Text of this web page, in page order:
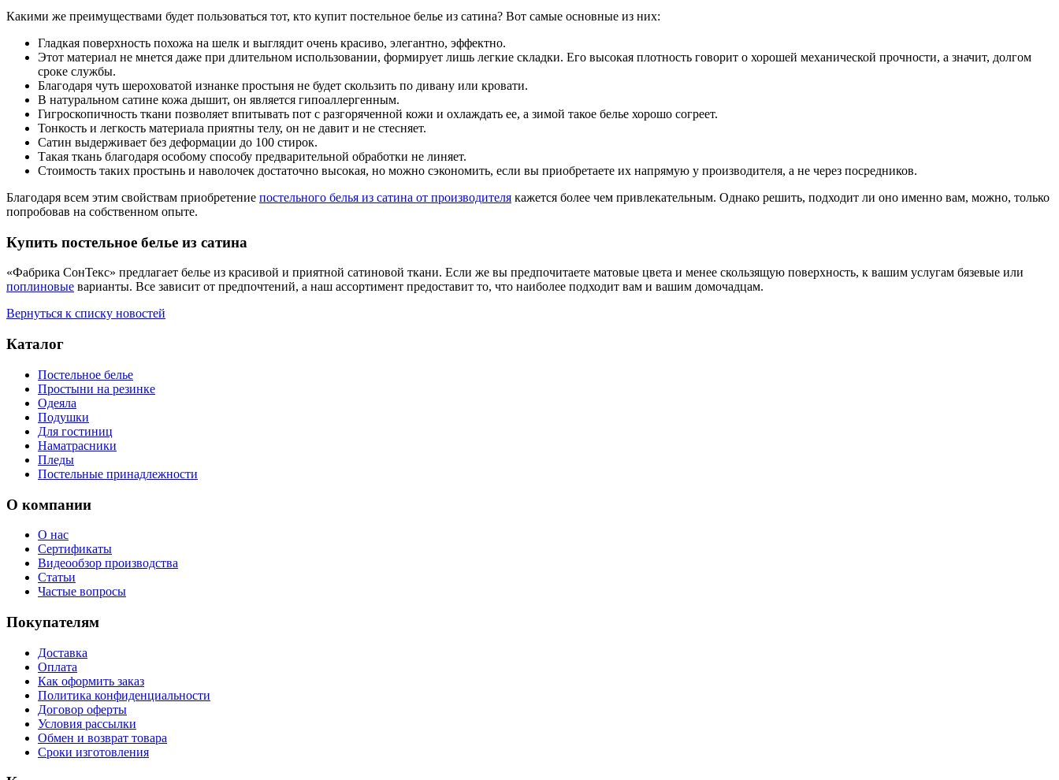
Какими же преимуществами будет пользоваться тот, кто купит постельное белье из сатина? Вот самые основные из них:
Гладкая поверхность похожа на шелк и выглядит очень красиво, элегантно, эффектно.
Этот материал не мнется даже при длительном использовании, формирует лишь легкие складки. Его высокая плотность говорит о хорошей механической прочности, а значит, долгом
сроке службы.
Благодаря чуть шероховатой изнанке простыня не будет скользить по дивану или кровати.
В натуральном сатине кожа дышит, он является гипоаллергенным.
Гигроскопичность ткани позволяет впитывать пот с разгоряченной кожи и охлаждать ее, а зимой такое белье хорошо согреет.
Тонкость и легкость материала приятны телу, он не давит и не стесняет.
Сатин выдерживает без деформации до 100 стирок.
Такая ткань благодаря особому способу предварительной обработки не линяет.
Стоимость таких простынь и наволочек достаточно высокая, но можно сэкономить, если вы приобретаете их напрямую у производителя, а не через посредников.
Благодаря всем этим свойствам приобретение постельного белья из сатина от производителя кажется более чем привлекательным. Однако решить, подходит ли оно именно вам, можно, только
попробовав на собственном опыте.
Купить постельное белье из сатина
«Фабрика СонТекс» предлагает белье из красивой и приятной сатиновой ткани. Если же вы предпочитаете матовые цвета и менее скользящую поверхность, к вашим услугам бязевые или
поплиновые варианты. Все зависит от предпочтений, а наш ассортимент предоставит то, что наиболее подходит вам и вашим домочадцам.
Вернуться к списку новостей
Каталог
Постельное белье
Простыни на резинке
Одеяла
Подушки
Для гостиниц
Наматрасники
Пледы
Постельные принадлежности
О компании
О нас
Сертификаты
Видеообзор производства
Статьи
Частые вопросы
Покупателям
Доставка
Оплата
Как оформить заказ
Политика конфиденциальности
Договор оферты
Условия рассылки
Обмен и возврат товара
Сроки изготовления